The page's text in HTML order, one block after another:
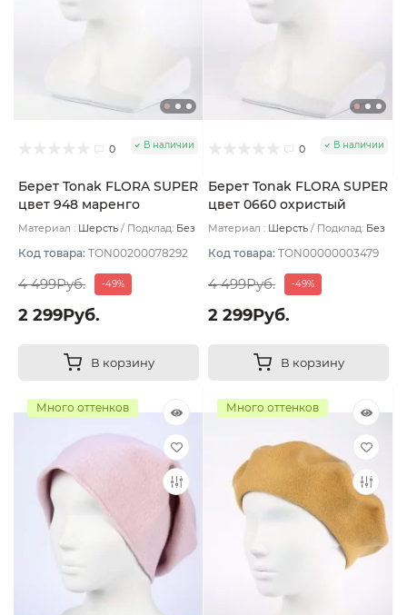
0 В наличии
Берет Tonak FLORA SUPER
цвет 948 маренго
Материал : Шерсть Подклад: Без
Код товара: TON00200078292
4 499Руб. -49%
2 299Руб.
В корзину
0 В наличии
Берет Tonak FLORA SUPER
цвет 0660 охристый
Материал : Шерсть Подклад: Без
Код товара: TON00000003479
4 499Руб. -49%
2 299Руб.
В корзину
Много оттенков Много оттенков